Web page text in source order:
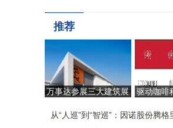
推荐
万事达参展三大建筑展
从“生产容器”迈向“价值
驱动咖啡
获第二十
从“人巡”到“智巡”：因诺股份腾